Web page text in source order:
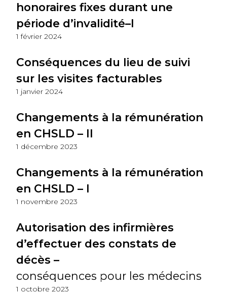
honoraires fixes durant une
période d’invalidité–I
1 février 2024
Conséquences du lieu de suivi
sur les visites facturables
1 janvier 2024
Changements à la rémunération
en CHSLD – II
1 décembre 2023
Changements à la rémunération
en CHSLD – I
1 novembre 2023
Autorisation des infirmières
d’effectuer des constats de
décès –
conséquences pour les médecins
1 octobre 2023